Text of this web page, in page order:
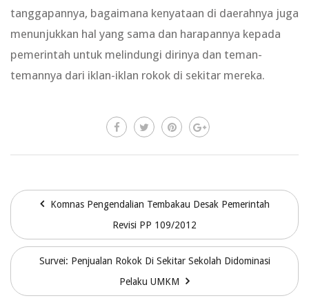
tanggapannya, bagaimana kenyataan di daerahnya juga
menunjukkan hal yang sama dan harapannya kepada
pemerintah untuk melindungi dirinya dan teman-
temannya dari iklan-iklan rokok di sekitar mereka.
Komnas Pengendalian Tembakau Desak Pemerintah
Revisi PP 109/2012
Survei: Penjualan Rokok Di Sekitar Sekolah Didominasi
Pelaku UMKM